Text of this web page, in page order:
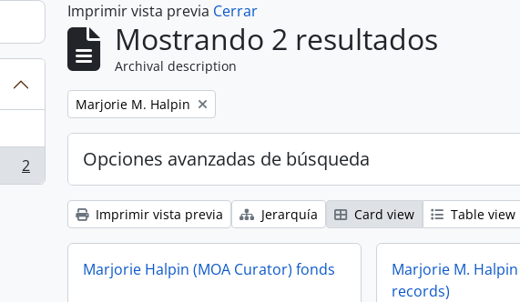
2
Imprimir vista previa Cerrar
Mostrando 2 resultados
Archival description
Remove filter:
Marjorie M. Halpin
Opciones avanzadas de búsqueda
Imprimir vista previa Jerarquía Card view Table view
Marjorie Halpin (MOA Curator) fonds
Marjorie M.
records)